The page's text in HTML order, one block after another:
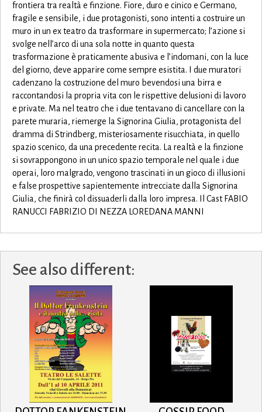
frontiera tra realtà e finzione. Fiore, duro e cinico e Germano,
fragile e sensibile, i due protagonisti, sono intenti a costruire un
muro in un ex teatro da trasformare in supermercato; l’azione si
svolge nell’arco di una sola notte in quanto questa
trasformazione è praticamente abusiva e l’indomani, con la luce
del giorno, deve apparire come sempre esistita. I due muratori
cadenzano la costruzione del muro bevendosi una birra e
raccontandosi la propria vita con le rispettive delusioni di lavoro
e private. Ma nel teatro che i due tentavano di cancellare con la
parete muraria, riemerge la Signorina Giulia, protagonista del
dramma di Strindberg, misteriosamente risucchiata, in quello
spazio scenico, da una precedente recita. La realtà e la finzione
si sovrappongono in un unico spazio temporale nel quale i due
operai, loro malgrado, vengono trascinati in un gioco di illusioni
e false prospettive sapientemente intrecciate dalla Signorina
Giulia, che finirà col dissuaderli dalla loro impresa. Il Cast FABIO
RANUCCI FABRIZIO DI NEZZA LOREDANA MANNI
See also different: